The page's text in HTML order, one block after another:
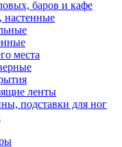
баров и кафе
настенные
места
ленты
подставки для ног